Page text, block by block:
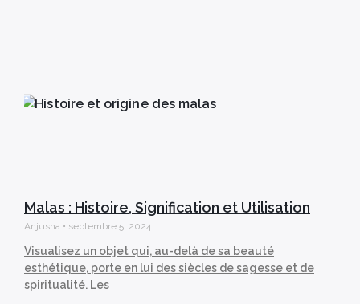
Malas : Histoire, Signification et Utilisation
Anjusha septembre 5, 2024
Visualisez un objet qui, au-delà de sa beauté
esthétique, porte en lui des siècles de sagesse et de
spiritualité. Les